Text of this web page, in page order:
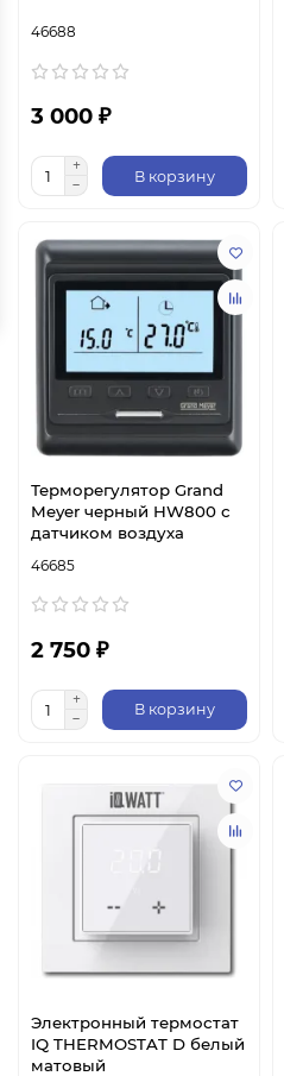
46688
3 000 ₽
В корзину
Терморегулятор Grand
Meyer черный HW800 с
датчиком воздуха
46685
2 750 ₽
В корзину
Электронный термостат
IQ THERMOSTAT D белый
матовый